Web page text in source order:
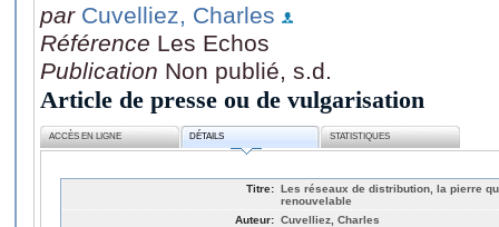
par Cuvelliez, Charles
Référence Les Echos
Publication Non publié, s.d.
Article de presse ou de vulgarisation
ACCÈS EN LIGNE DÉTAILS STATISTIQUES
Titre: Les réseaux de distribution, la pierre
renouvelable
Auteur: Cuvelliez, Charles